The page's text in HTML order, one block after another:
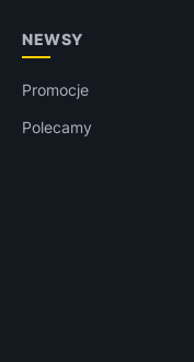
NEWSY
Promocje
Polecamy